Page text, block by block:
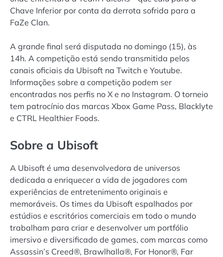
Chave Inferior por conta da derrota sofrida para a
FaZe Clan.
A grande final será disputada no domingo (15), às
14h. A competição está sendo transmitida pelos
canais oficiais da Ubisoft na Twitch e Youtube.
Informações sobre a competição podem ser
encontradas nos perfis no X e no Instagram. O torneio
tem patrocínio das marcas Xbox Game Pass, Blacklyte
e CTRL Healthier Foods.
Sobre a Ubisoft
A Ubisoft é uma desenvolvedora de universos
dedicada a enriquecer a vida de jogadores com
experiências de entretenimento originais e
memoráveis. Os times da Ubisoft espalhados por
estúdios e escritórios comerciais em todo o mundo
trabalham para criar e desenvolver um portfólio
imersivo e diversificado de games, com marcas como
Assassin’s Creed®, Brawlhalla®, For Honor®, Far